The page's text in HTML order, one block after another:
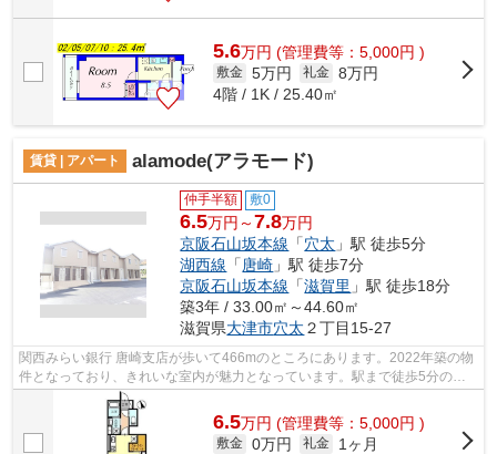
5.6万円 (管理費等：5,000円 )
敷金 5万円 礼金 8万円
4階 / 1K / 25.40㎡
賃貸 | アパート alamode(アラモード)
仲手半額 敷0
6.5万円～7.8万円
京阪石山坂本線 「穴太 」駅 徒歩5分
湖西線 「 唐崎 」駅 徒歩7分
京阪石山坂本線 「滋賀里 」駅 徒歩18分
築3年 / 33.00㎡～44.60㎡
滋賀県大津市穴太 ２丁目15-27
関西みらい銀行 唐崎支店が歩いて466mのところにあります。2022年築の物
件となっており、きれいな室内が魅力となっています。駅まで徒歩5分の位
置に立地する、アクセス良好な物件です...
6.5万円 (管理費等：5,000円 )
敷金 0万円 礼金
1ヶ月